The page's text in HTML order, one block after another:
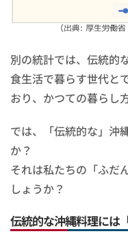
別の統計では、伝統的
食生活で暮らす世代と
おり、かつての暮らし
では、「伝統的な」沖
か？
それは私たちの「ふだ
しょうか？
伝統的な沖縄料理には